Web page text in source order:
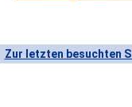
Zur letzten besuchten